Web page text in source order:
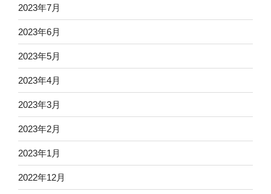
2023年7月
2023年6月
2023年5月
2023年4月
2023年3月
2023年2月
2023年1月
2022年12月